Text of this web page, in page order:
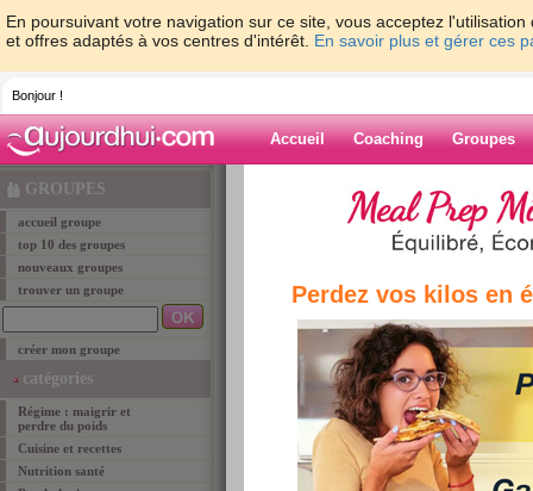
En poursuivant votre navigation sur ce site, vous acceptez
et offres adaptés à vos centres d'intérêt. En savoir plus et gérer ces
Bonjour !
Accueil Coaching Groupes
GROUPES
accueil groupe
top 10 des groupes
nouveaux groupes
trouver un groupe
créer mon groupe
catégories
Régime : maigrir et
perdre du poids
Cuisine et recettes
Nutrition santé
Les groupes
Ces groupes rassemblent toutes les
pourrez ainsi vous faire rapidement des
surtout de vos premiers résultats. Vous
auquel vous allez commencer à maigrir. Il ne
de votre nouveau groupe pour vous soutenir
astuces minceur et suivez les progrès de vos
Perdez vos kilos en